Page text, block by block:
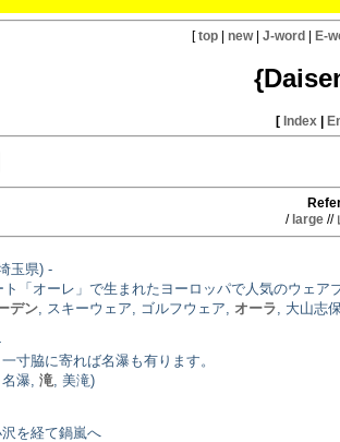
[top | new| J-word | E-
[ Index |
/large //
玉県) -
「オーレ」で生まれたヨーロッパで人気のウェア
デン , スキーウェア, ゴルフウェア, オーラ , 大山志
寸脇に寄れば名瀑も有ります。
瀑, 滝 , 美滝)
を経て鍋嵐へ